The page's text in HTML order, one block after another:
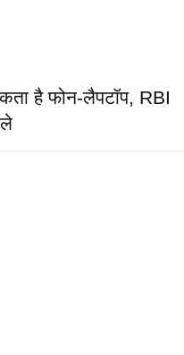
है फोन-लैपटॉप, RBI